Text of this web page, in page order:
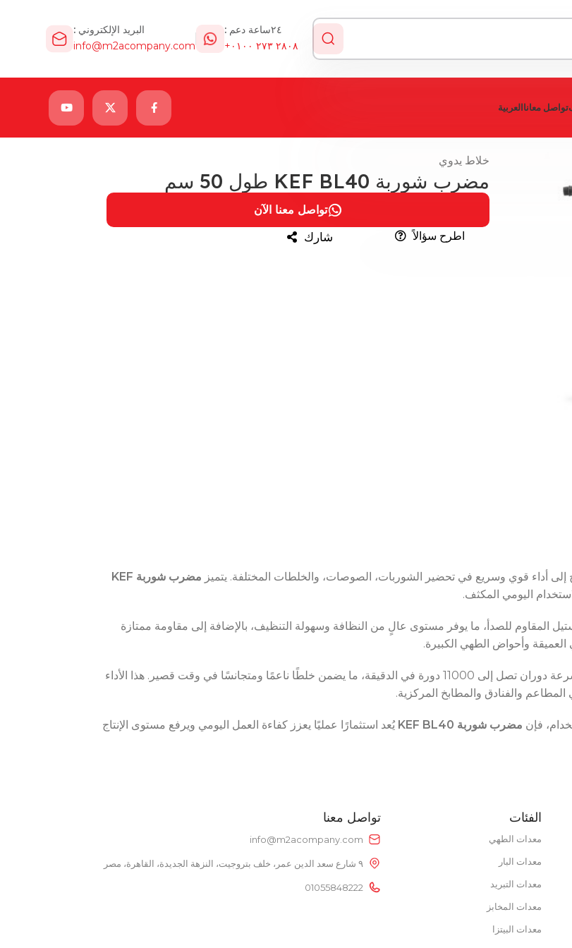
نوع الطاقة غاز
220V
HOURS POWER
POWER SUPPLY
220V
POWER HOURS
٢٤ساعة دعم :
٢٨٠٨ ٢٧٣ ٠١٠٠+
البريد الإلكتروني :
info@m2acompany.com
تواصل معاناالعربية
خلاط يدوي
مضرب شوربة KEF BL40 طول 50 سم
تواصل معنا الآن
اطرح سؤالاً شارك
إلى أداء قوي وسريع في تحضير الشوربات، الصوصات، والخلطات المختلفة. يتميز
مضرب شوربة KEF
اليومي المكثف.
المقاوم للصدأ، ما يوفر مستوى عالٍ من النظافة وسهولة التنظيف، بالإضافة إلى مقاومة ممتازة
على محرك قوي بقدرة 400 وات، مع سرعة دوران تصل إلى 11000 دورة في الدقيقة، ما يضمن خلطًا ناعمًا ومتجانسًا في وقت قصير. هذا الأداء
والفنادق والمطابخ المركزية.
فإن مضرب شوربة KEF BL40
يُعد استثمارًا عمليًا يعزز كفاءة العمل اليومي ويرفع مستوى الإنتاج
الفئات
معدات الطهي
معدات البار
معدات التبريد
معدات المخابز
معدات البيتزا
تواصل معنا
info@m2acompany.com
٩ شارع سعد الدين عمر، خلف بتروجيت، النزهة الجديدة، القاهرة، مصر
01055848222